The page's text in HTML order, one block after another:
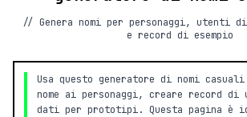
// Genera nomi per personaggi,
e record di esempio
Usa questo generatore di nomi
nome ai personaggi, creare record
dati per prototipi. Questa pagina è